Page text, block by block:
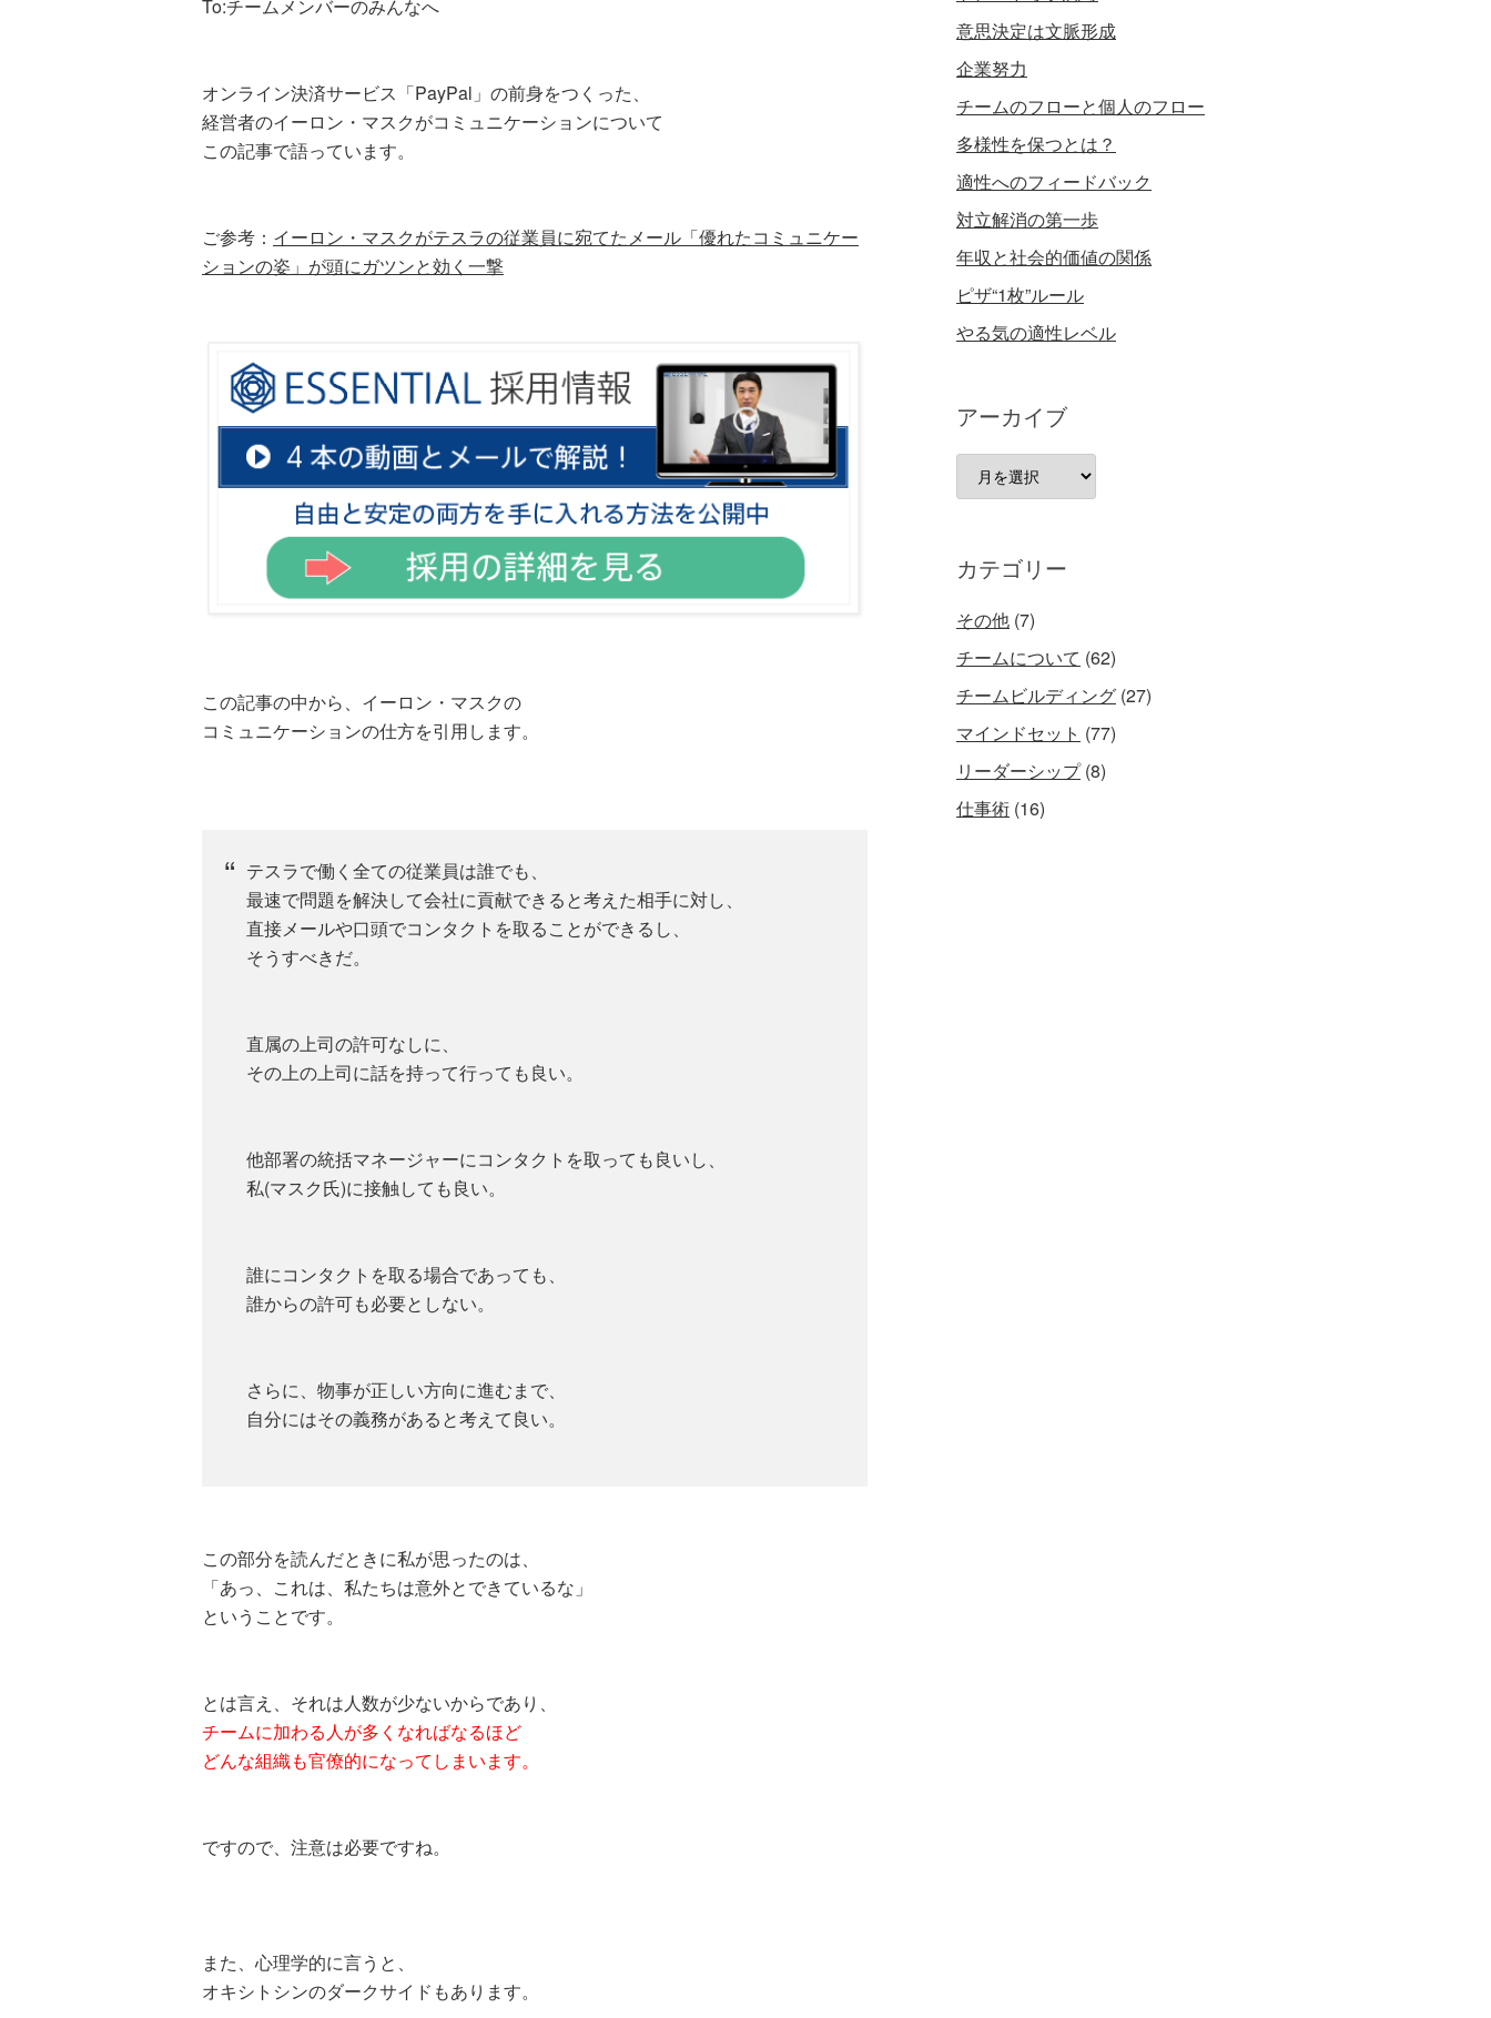
To:チームメンバーのみんなへ
オンライン決済サービス「PayPal」の前身をつくった、
経営者のイーロン・マスクがコミュニケーションについて
この記事で語っています。
ご参考： イーロン・マスクがテスラの従業員に宛てたメール「優れたコミュニケー
ションの姿」が頭にガツンと効く一撃
この記事の中から、イーロン・マスクの
コミュニケーションの仕方を引用します。
テスラで働く全ての従業員は誰でも、
最速で問題を解決して会社に貢献できると考えた相手に対し、
直接メールや口頭でコンタクトを取ることができるし、
そうすべきだ。
直属の上司の許可なしに、
その上の上司に話を持って行っても良い。
他部署の統括マネージャーにコンタクトを取っても良いし、
私(マスク氏)に接触しても良い。
誰にコンタクトを取る場合であっても、
誰からの許可も必要としない。
さらに、物事が正しい方向に進むまで、
自分にはその義務があると考えて良い。
この部分を読んだときに私が思ったのは、
「あっ、これは、私たちは意外とできているな」
ということです。
とは言え、それは人数が少ないからであり、
チームに加わる人が多くなればなるほど
どんな組織も官僚的になってしまいます。
ですので、注意は必要ですね。
また、心理学的に言うと、
オキシトシンのダークサイドもあります。
意思決定は文脈形成
企業努力
チームのフローと個人のフロー
多様性を保つとは？
適性へのフィードバック
対立解消の第一歩
年収と社会的価値の関係
ピザ“1枚”ルール
やる気の適性レベル
アーカイブ
ー
ブ
カテゴリー
その他 (7)
チームについて (62)
チームビルディング (27)
マインドセット (77)
リーダーシップ(8)
仕事術 (16)